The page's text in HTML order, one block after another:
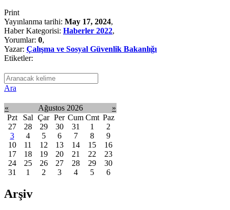
Print
Yayınlanma tarihi: May 17, 2024,
Haber Kategorisi: Haberler 2022,
Yorumlar: 0,
Yazar: Çalışma ve Sosyal Güvenlik Bakanlığı
Etiketler:
Ara
« Ağustos 2026
»
Pzt
Sal Çar Per Cum Cmt Paz
27
28 29 30 31 1
2
3
4 5 6 7 8
9
10
11 12 13 14 15
16
17
18 19 20 21 22
23
24
25 26 27 28 29
30
31
1 2 3 4 5 6
Arşiv